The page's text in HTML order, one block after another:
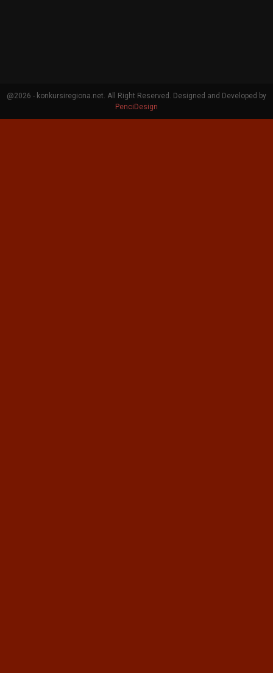
@2026 - konkursiregiona.net. All Right Reserved. Designed and Developed by
PenciDesign